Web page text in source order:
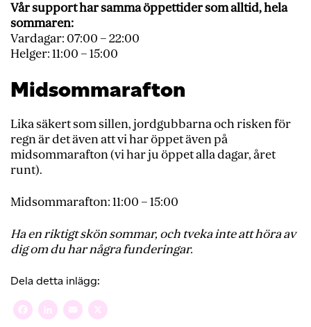
Vår support har samma öppettider som alltid, hela
sommaren:
Vardagar: 07:00 – 22:00
Helger: 11:00 – 15:00
Midsommarafton
Lika säkert som sillen, jordgubbarna och risken för
regn är det även att vi har öppet även på
midsommarafton (vi har ju öppet alla dagar, året
runt).
Midsommarafton: 11:00 – 15:00
Ha en riktigt skön sommar, och tveka inte att höra av
dig om du har några funderingar.
Dela detta inlägg:
Facebook
LinkedIn
Email